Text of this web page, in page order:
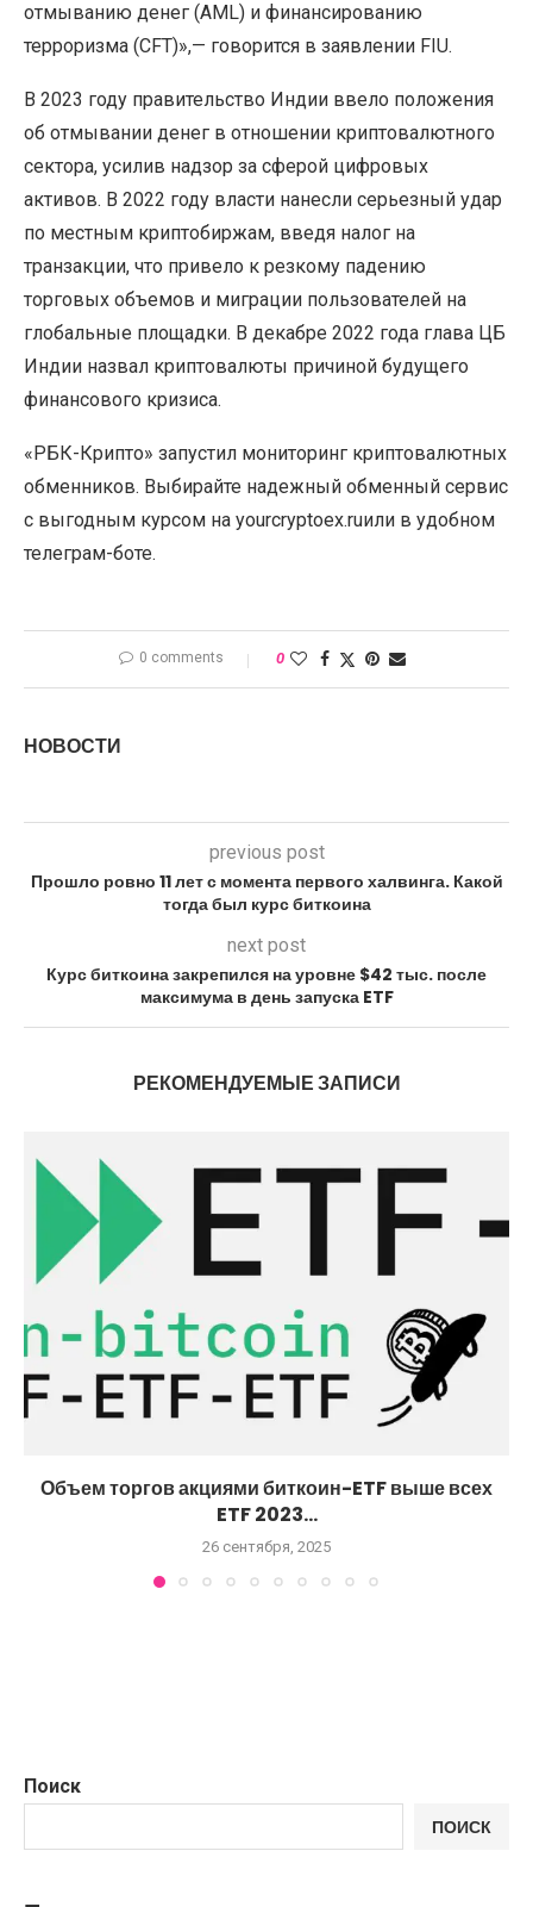
отмыванию денег (AML) и финансированию
терроризма (CFT)»,— говорится в заявлении FIU.
В 2023 году правительство Индии ввело положения
об отмывании денег в отношении криптовалютного
сектора, усилив надзор за сферой цифровых
активов. В 2022 году власти нанесли серьезный удар
по местным криптобиржам, введя налог на
транзакции, что привело к резкому падению
торговых объемов и миграции пользователей на
глобальные площадки. В декабре 2022 года глава ЦБ
Индии назвал криптовалюты причиной будущего
финансового кризиса.
«РБК-Крипто» запустил мониторинг криптовалютных
обменников. Выбирайте надежный обменный сервис
с выгодным курсом на yourcryptoex.ruили в удобном
телеграм-боте.
0 comments 0
НОВОСТИ
previous post
Прошло ровно 11 лет с момента первого халвинга. Какой
тогда был курс биткоина
next post
Курс биткоина закрепился на уровне $42 тыс. после
максимума в день запуска ETF
РЕКОМЕНДУЕМЫЕ ЗАПИСИ
Объем торгов акциями биткоин-ETF выше всех
ETF 2023...
26 сентября, 2025
Поиск
ПОИСК